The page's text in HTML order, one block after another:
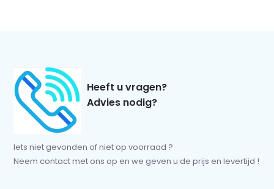
Heeft u vragen?
Advies nodig?
Iets niet gevonden of niet op voorraad ?
Neem contact met ons op en we geven u de prijs en levertijd !